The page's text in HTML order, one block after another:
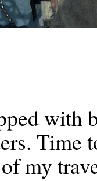
with
Time
my